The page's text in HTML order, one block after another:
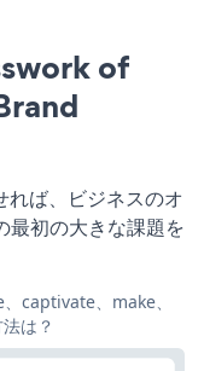
of
ば、ビジネスのオ
最初の大きな課題を
captivate、make、
は？